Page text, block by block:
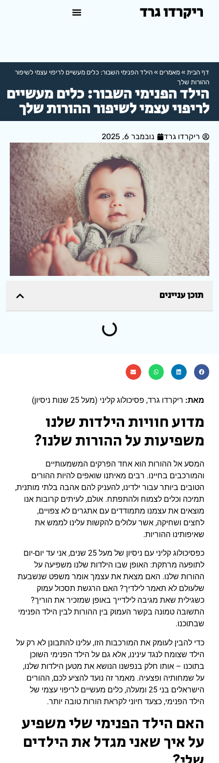
ריקרדו גרד
דף הבית »מאמרים »הילד הפנימי השבור: כלים מעשיים לריפוי עצמי לשיפור
ההורות שלך
הילד הפנימי השבור: כלים מעשיים
לריפוי עצמי לשיפור ההורות שלך
ריקרדו גרד נובמבר 6, 2025
תוכן עניינים
מאת: ריקרדו גרד, פסיכולוג קליני (מעל 25 שנות ניסיון)
מדוע חוויות הילדות שלנו
משפיעות על ההורות שלנו?
המסע אל ההורות הוא אחד הפרקים המשמעותיים
והמורכבים בחיינו. רבים מאיתנו שואפים להיות ההורים
הטובים ביותר עבור ילדינו, להעניק להם אהבה בלתי מותנית,
תמיכה וכלים לצמוח ולהתפתח. אולם, לעיתים קרובות אנו
מוצאים את עצמנו מתמודדים עם אתגרים לא צפויים,
לחצים ושחיקה, אשר עלולים להקשות עלינו לממש את
שאיפותינו ההוריות.
כפסיכולוג קליני עם ניסיון של מעל 25 שנים, אני עד יום-יום
לתופעה מרתקת: האופן שבו הילדות שלנו משפיעה על
ההורות שלנו. האם מצאת את עצמך אומר משפט שנשבעת
שלעולם לא תאמר לילדיך? האם הרגשת תסכול עמוק
כשגילית שאת מגיבה לילדייך באופן שמזכיר את הוריך?
התשובה טמונה בקשר העמוק בין ההורות לבין הילד הפנימי
שבתוכנו.
כדי להבין לעומק את המורכבות הזו, עלינו להתבונן לא רק על
הילד שצומח לנגד עינינו, אלא גם על הילד הפנימי השוכן
בתוכנו – אותו חלק בנפשנו הנושא את מטען הילדות שלנו,
על שמחותיה ופצעיה. מאמר זה נועד להציע לכם, ההורים
הישראלים בני 25 ומעלה, כלים מעשיים לריפוי עצמי של
הילד הפנימי, כצעד חיוני לקראת הורות טובה יותר.
האם הילד הפנימי שלי משפיע
על איך שאני מגדל את הילדים